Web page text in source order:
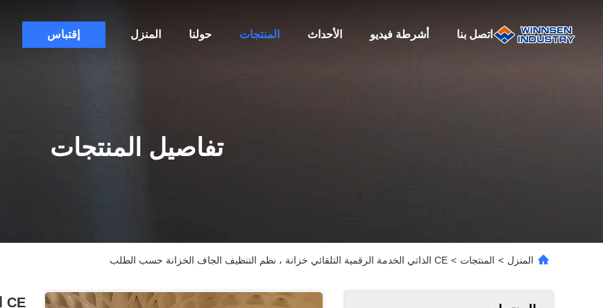
المنزل حولنا المنتجات الأحداث أشرطة فيديو اتصل بنا إقتباس
تفاصيل المنتجات
المنزل > المنتجات > CE الذاتي الخدمة الرقمية التلقائي خزانة ، نظم التنظيف الجاف الخزانة حسب الطلب